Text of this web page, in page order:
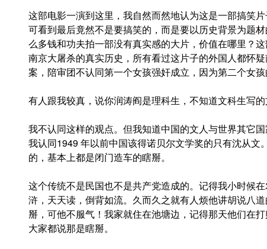
这部电影一演到这里，我自然而然地认为这是一部搞笑
可看到最后竟然不是要搞笑的，而是要以历史背景为题
么多钱和功夫拍一部没有真实感的大片，价值在哪里？
南京大屠杀的真实历史，所有看过这片子的外国人都怀
案，陪审团不认同第一个女孩强奸成立，因为第二个女
有人跟我较真，说你润涛阎是理科生，不知道文科生写
我不认同这样的观点。但我知道中国的文人与世界其它
我认同1949 年以前中国该得诺贝尔文学奖的只有沈从文
的，基本上都是闭门造车的瞎掰。
这个传统不是民国也不是共产党造成的。记得我小时候
浒，天天读，倒背如流。久而久之就有人烦他讲胡说八
掰，可他不服气！我家就住在池塘边，记得那天他们在
大家都说那是瞎掰。